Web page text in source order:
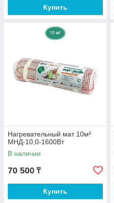
Купить
Нагревательный мат 10м²
МНД-10,0-1600Вт
В наличии
70 500 ₸
Купить